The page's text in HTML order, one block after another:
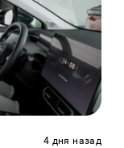
4 дня назад